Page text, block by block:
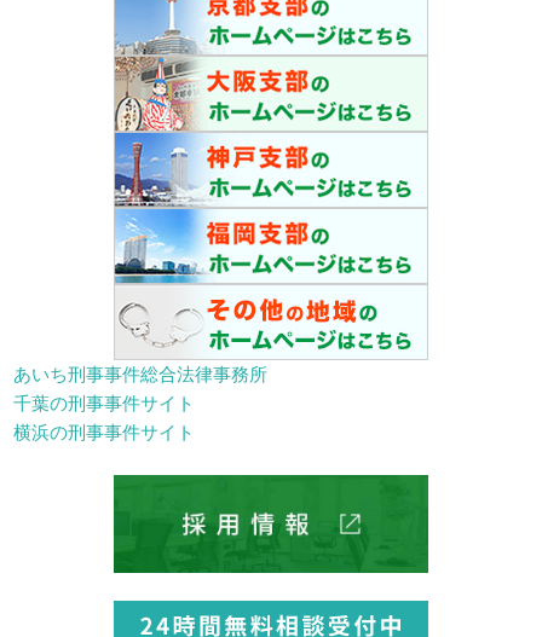
あいち刑事事件総合法律事務所
千葉の刑事事件サイト
横浜の刑事事件サイト